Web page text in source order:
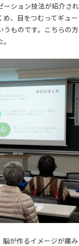
ーション技法が紹介され
、目をつむってギュー
ものです。こちらの方
が作るイメージが痛み